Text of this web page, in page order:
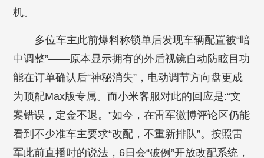
机。
多位车主此前爆料称锁单后发现车辆配置被“暗
中调整”——原本显示拥有的外后视镜自动防眩目功
能在订单确认后“神秘消失”，电动调节方向盘更成
为顶配Max版专属。而小米客服对此的回应是:“文
案错误，定金不退。”如今，在雷军微博评论区仍能
看到不少准车主要求“改配，不重新排队”。按照雷
军此前直播时的说法，6日会“破例”开放改配系统，